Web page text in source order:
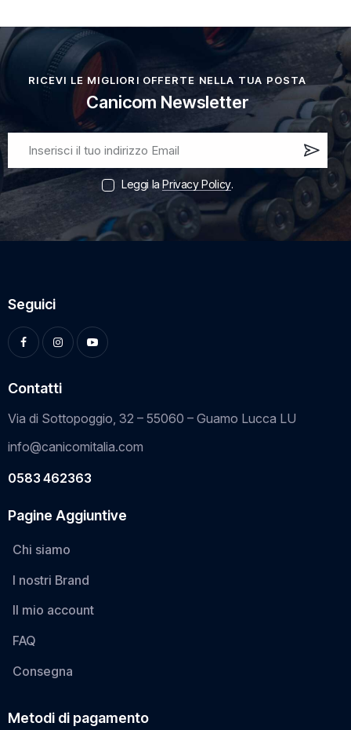
RICEVI LE MIGLIORI OFFERTE NELLA TUA POSTA
Canicom Newsletter
Iscri
vi
ora!
Leggi la Privacy Policy.
Seguici
Contatti
Via di Sottopoggio, 32 – 55060 – Guamo Lucca LU
info@canicomitalia.com
0583 462363
Pagine Aggiuntive
Chi siamo
I nostri Brand
Il mio account
FAQ
Consegna
Metodi di pagamento